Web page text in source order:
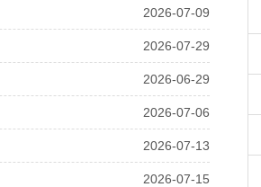
2026-07-09
2026-07-29
2026-06-29
2026-07-06
2026-07-13
2026-07-15